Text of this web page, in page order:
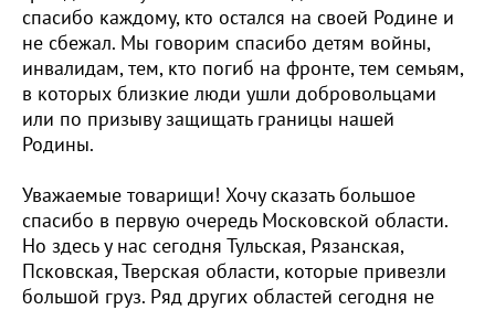
спасибо каждому, кто остался на своей Родине и
не сбежал. Мы говорим спасибо детям войны,
инвалидам, тем, кто погиб на фронте, тем семьям,
в которых близкие люди ушли добровольцами
или по призыву защищать границы нашей
Родины.
Уважаемые товарищи! Хочу сказать большое
спасибо в первую очередь Московской области.
Но здесь у нас сегодня Тульская, Рязанская,
Псковская, Тверская области, которые привезли
большой груз. Ряд других областей сегодня не